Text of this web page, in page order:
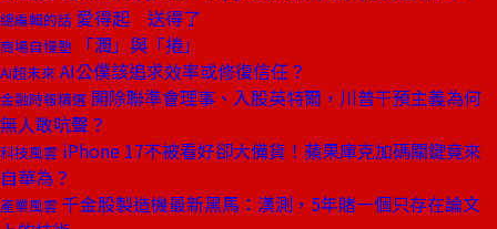
總編輯的話 愛得起 送得了
商場自慢塾 「潤」與「捲」
AI超未來 AI公僕該追求效率或修復信任？
金融時報精選 開除聯準會理事、入股英特爾，川普干預主義為何
無人敢吭聲？
科技風雲 iPhone 17不被看好卻大備貨！蘋果庫克加碼關鍵竟來
自華為？
產業風雲 千金股製造機最新黑馬：漢測，5年賭一個只存在論文